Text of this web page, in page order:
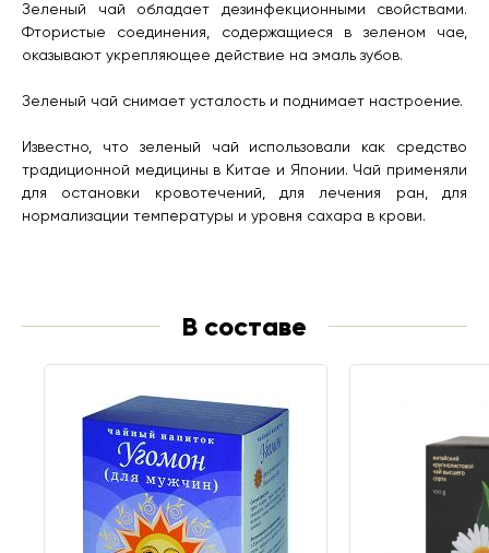
Зеленый чай обладает дезинфекционными свойствами.
Фтористые соединения, содержащиеся в зеленом чае,
оказывают укрепляющее действие на эмаль зубов.
Зеленый чай снимает усталость и поднимает настроение.
Известно, что зеленый чай использовали как средство
традиционной медицины в Китае и Японии. Чай применяли
для остановки кровотечений, для лечения ран, для
нормализации температуры и уровня сахара в крови.
В составе